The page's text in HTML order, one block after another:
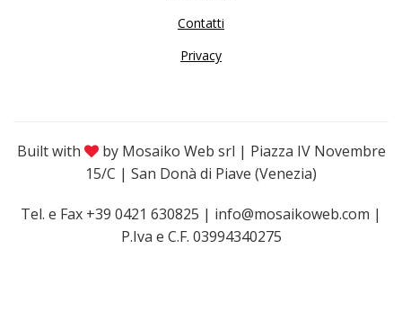
Contatti
Privacy
Built with
by Mosaiko Web srl | Piazza IV Novembre
15/C | San Donà di Piave (Venezia)
Tel. e Fax +39 0421 630825 | info@mosaikoweb.com |
P.Iva e C.F. 03994340275